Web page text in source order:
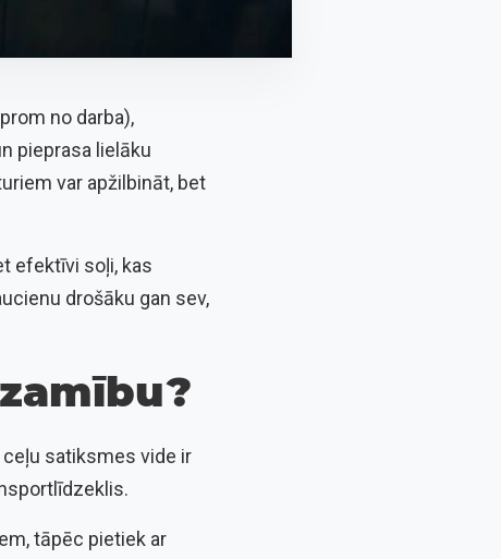
no darba),
pieprasa lielāku
var apžilbināt, bet
efektīvi soļi, kas
drošāku gan sev,
satiksmes vide ir
tāpēc pietiek ar